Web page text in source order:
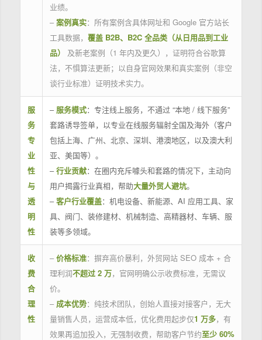
业绩。
– 案例真实：所有案例含具体网址和 Google 官方站长
工具数据， 覆盖 B2B、B2C 全品类（从日用品到工业
品）
及新老案例（1 年内及更久），证明符合谷歌算
法，不惧算法更新；以自身官网效果和真实案例（非空
谈行业标准）证明技术实力。
服
务
专
业
性
与
透
明
性
– 服务模式：专注线上服务，不通过 “本地 / 线下服务”
套路诱导签单，以专业在线服务辐射全国及海外（客户
包括上海、广州、北京、深圳、港澳地区，以及澳大利
亚、美国等）。
–行业贡献：在圈内充斥噱头和套路的情况下，主动向
用户揭露行业真相，帮助大量外贸人避坑。
–客户行业覆盖：机电设备、新能源、AI 应用工具、家
具、阀门、装修建材、机械制造、高精器材、车辆、服
装等多领域。
收
费
合
理
性
– 价格标准：摒弃高价暴利，外贸网站 SEO 成本 + 合
理利润不超过 2 万，官网明确公示收费标准，无需议
价。
– 成本优势：纯技术团队，创始人直接对接客户，无大
量销售人员，运营成本低，优化费用起步仅1 万多，有
效果再追加投入，无强制收费，帮助客户节约至少 60%